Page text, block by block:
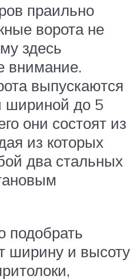
праильно
ворота не
здесь
внимание.
выпускаются
шириной до 5
они состоят из
из которых
два стальных
подобрать
ширину и высоту